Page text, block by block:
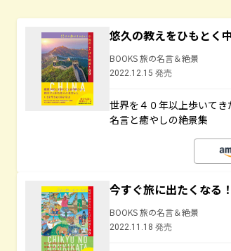
悠久の教えをひもとく
BOOKS 旅の名言＆絶景
2022.12.15 発売
世界を４０年以上歩いて
名言と癒やしの絶景集
今すぐ旅に出たくなる
BOOKS 旅の名言＆絶景
2022.11.18 発売